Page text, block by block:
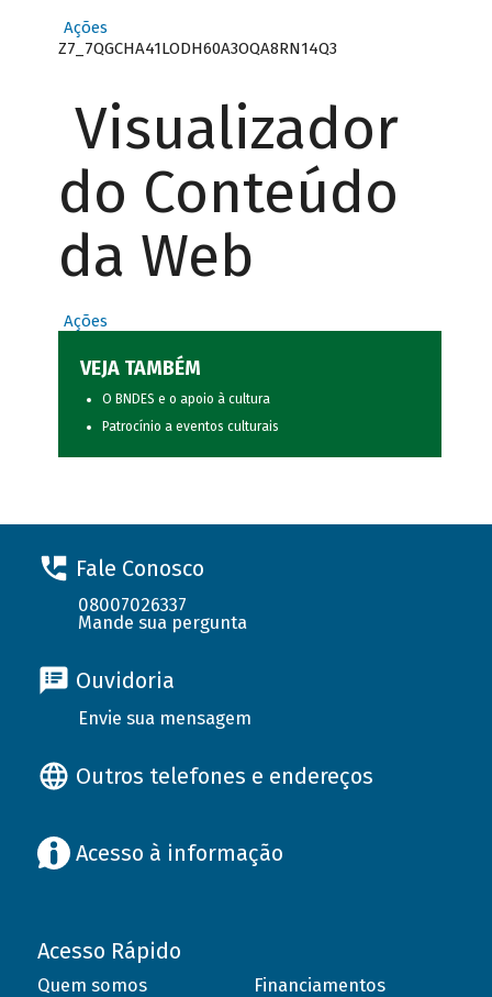
Ações
Z7_7QGCHA41LODH60A3OQA8RN14Q3
Visualizador
do Conteúdo
da Web
Ações
VEJA TAMBÉM
O BNDES e o apoio à cultura
Patrocínio a eventos culturais
Fale Conosco
08007026337
Mande sua pergunta
Ouvidoria
Envie sua mensagem
Outros telefones e endereços
Acesso à informação
Acesso Rápido
Quem somos
Financiamentos